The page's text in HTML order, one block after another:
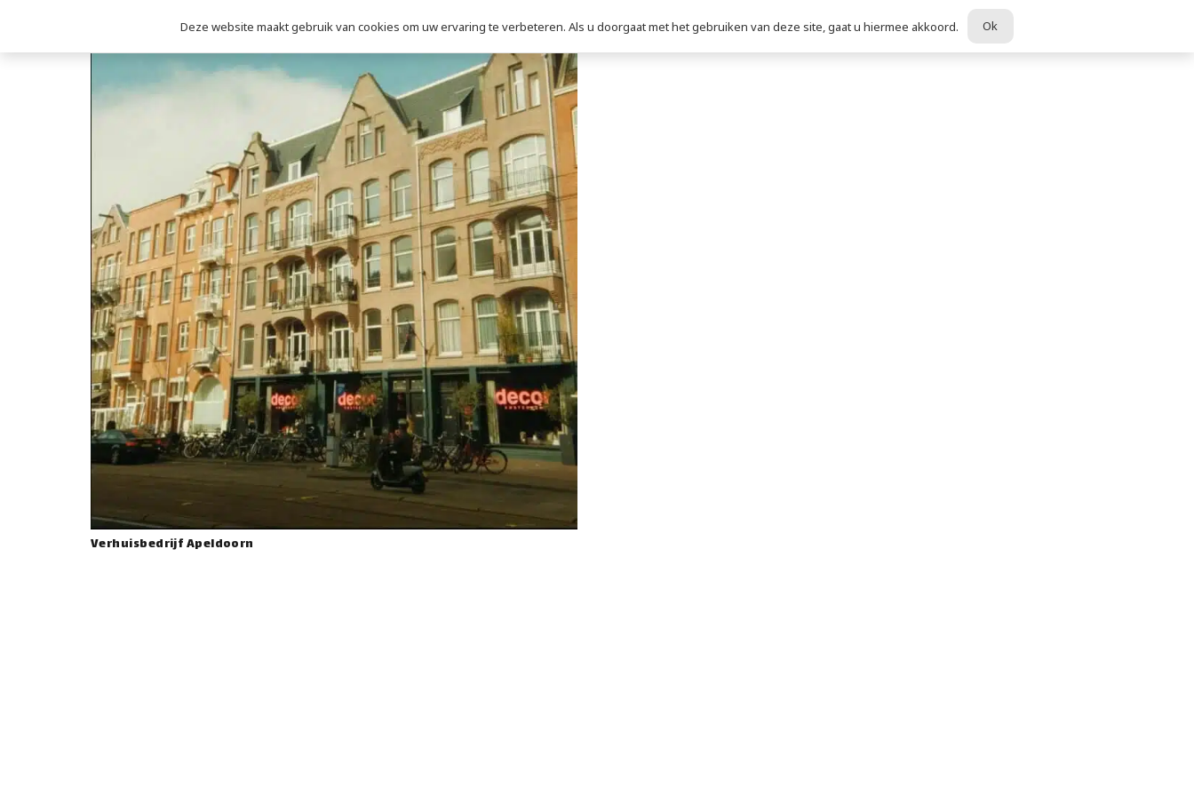
Verhuisbedrijf Apeldoorn
Deze website maakt gebruik van cookies om uw ervaring te verbeteren. Als u doorgaat met het gebruiken van deze site, gaat u hiermee akkoord. Ok